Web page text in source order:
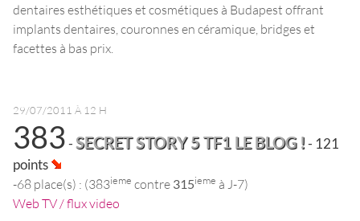
dentaires esthétiques et cosmétiques à Budapest offrant
implants dentaires, couronnes en céramique, bridges et
facettes à bas prix.
29/07/2011 À 12 H
383- SECRET STORY 5 TF1 LE BLOG !- 121
points
-68 place(s) : (383ieme contre 315ieme à J-7)
Web TV / flux video